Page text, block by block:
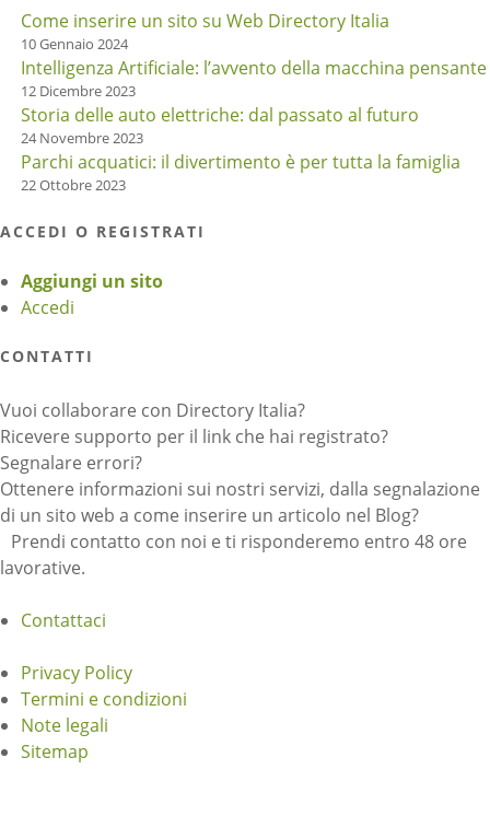
Come inserire un sito su Web Directory Italia
10 Gennaio 2024
Intelligenza Artificiale: l’avvento della macchina pensante
12 Dicembre 2023
Storia delle auto elettriche: dal passato al futuro
24 Novembre 2023
Parchi acquatici: il divertimento è per tutta la famiglia
22 Ottobre 2023
ACCEDI O REGISTRATI
Aggiungi un sito
Accedi
CONTATTI
Vuoi collaborare con Directory Italia?
Ricevere supporto per il link che hai registrato?
Segnalare errori?
Ottenere informazioni sui nostri servizi, dalla segnalazione
di un sito web a come inserire un articolo nel Blog?
Prendi contatto con noi e ti risponderemo entro 48 ore
lavorative.
Contattaci
Privacy Policy
Termini e condizioni
Note legali
Sitemap